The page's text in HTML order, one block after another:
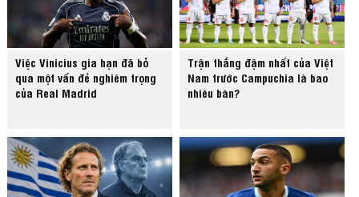
Việc Vinicius gia hạn đã bỏ
qua một vấn đề nghiêm trọng
của Real Madrid
Trận thắng đậm nhất của Việt
Nam trước Campuchia là bao
nhiêu bàn?